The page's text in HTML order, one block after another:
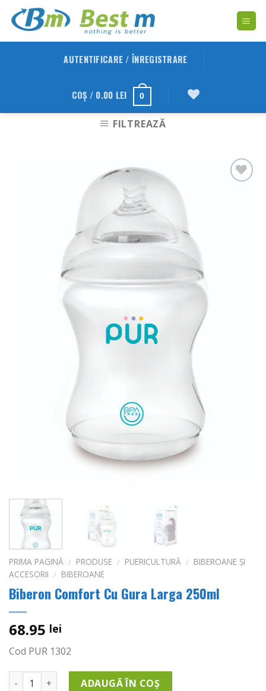
AUTENTIFICARE / ÎNREGISTRARE
COȘ / 0.00 LEI 0
FILTREAZĂ
PRIMA PAGINĂ / PRODUSE / PUERICULTURĂ / BIBEROANE ȘI
ACCESORII / BIBEROANE
Biberon Comfort Cu Gura Larga 250ml
68.95 lei
Cod PUR 1302
Cantitate Biberon Comfort Cu Gura Larga 250ml
ADAUGĂ ÎN COȘ